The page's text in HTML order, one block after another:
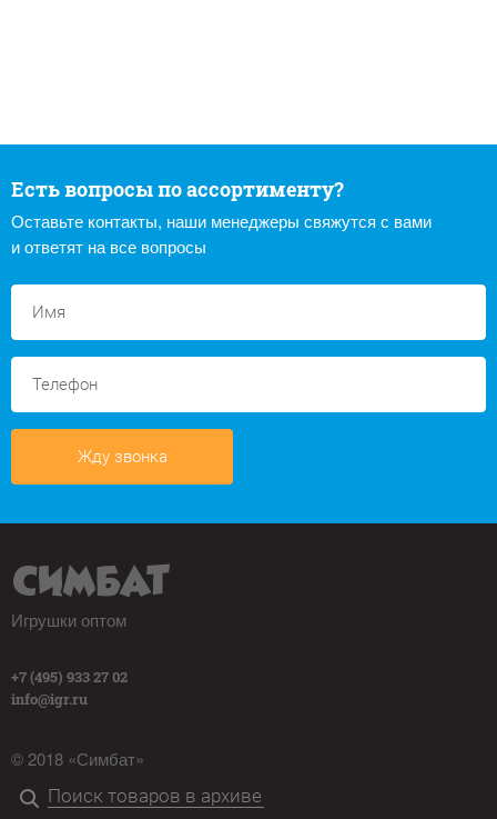
Есть вопросы по ассортименту?
Оставьте контакты, наши менеджеры свяжутся с вами
и ответят на все вопросы
Жду звонка
Игрушки оптом
+7 (495) 933 27 02
info@igr.ru
© 2018 «Симбат»